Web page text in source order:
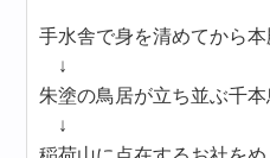
手水舎で身を清めてから
↓
朱塗の鳥居が立ち並ぶ千
↓